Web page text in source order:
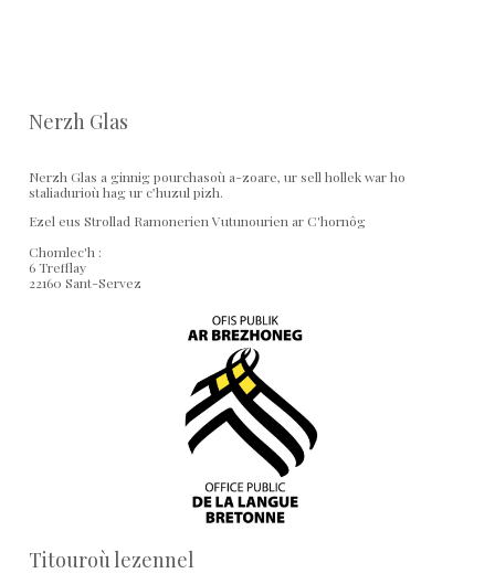
Nerzh Glas
Nerzh Glas a ginnig pourchasoù a-zoare, ur sell hollek war ho
staliadurioù hag ur c’huzul pizh.
Ezel eus Strollad Ramonerien Vutunourien ar C'hornôg
Chomlec'h :
6 Trefflay
22160 Sant-Servez
Titouroù lezennel